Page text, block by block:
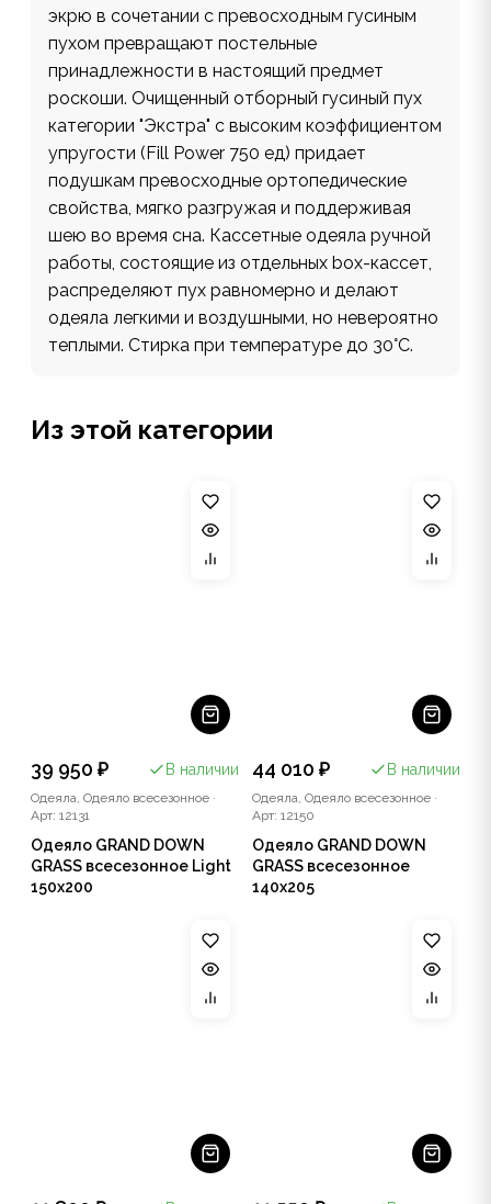
экрю в сочетании с превосходным гусиным
пухом превращают постельные
принадлежности в настоящий предмет
роскоши. Очищенный отборный гусиный пух
категории "Экстра" с высоким коэффициентом
упругости (Fill Power 750 ед) придает
подушкам превосходные ортопедические
свойства, мягко разгружая и поддерживая
шею во время сна. Кассетные одеяла ручной
работы, состоящие из отдельных box-кассет,
распределяют пух равномерно и делают
одеяла легкими и воздушными, но невероятно
теплыми. Стирка при температуре до 30°С.
Из этой категории
39 950 ₽ В наличии
Одеяла, Одеяло всесезонное ·
Арт: 12131
Одеяло GRAND DOWN
GRASS всесезонное Light
150x200
44 010 ₽ В наличии
Одеяла, Одеяло всесезонное ·
Арт: 12150
Одеяло GRAND DOWN
GRASS всесезонное
140x205